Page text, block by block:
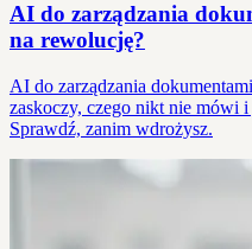
AI do zarządzania
na rewolucję?
AI do zarządzania
zaskoczy, czego nikt nie mówi
Sprawdź, zanim wdrożysz.